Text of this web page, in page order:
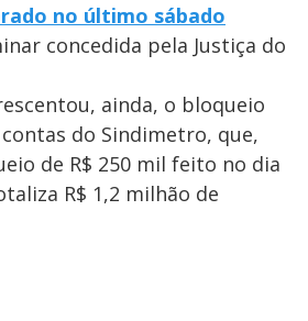
no último sábado
concedida pela Justiça do
ainda, o bloqueio
do Sindimetro, que,
de R$ 250 mil feito no dia
R$ 1,2 milhão de